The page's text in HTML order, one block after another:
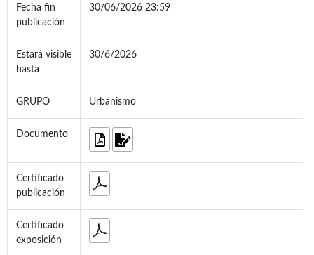
Fecha fin
publicación
30/06/2026 23:59
Estará visible
hasta
30/6/2026
GRUPO Urbanismo
Documento
Certificado
publicación
Certificado
exposición